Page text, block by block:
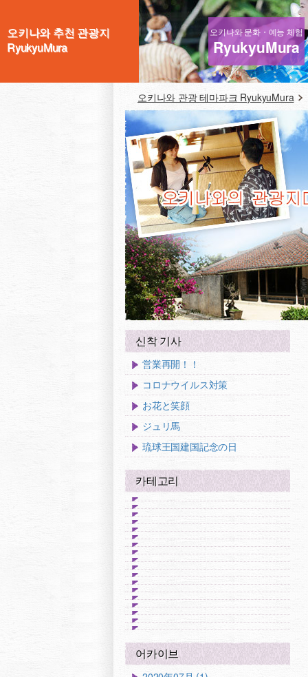
오키나와 추천 관광지
RyukyuMura
오키나와 문화・예능 체험
RyukyuMura
오키나와 관광 테마파크 RyukyuMura
신착 기사
営業再開！！
コロナウイルス対策
お花と笑顔
ジュリ馬
琉球王国建国記念の日
카테고리
어카이브